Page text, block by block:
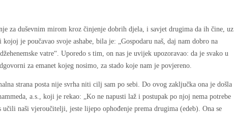
za duševnim mirom kroz činjenje dobrih djela, i savjet drugima da ih čine, uz
je poučavao svoje ashabe, bila je: „Gospodaru naš, daj nam dobro na
vatre“. Uporedo s tim, on nas je uvijek upozoravao: da je svako u
za emanet kojeg nosimo, za stado koje nam je povjereno.
strana posta nije svrha niti cilj sam po sebi. Do ovog zaključka ona je došla
a.s., koji je rekao: „Ko ne napusti laž i postupak po njoj nema potrebe
naši vjeroučitelji, jeste lijepo ophođenje prema drugima (edeb). Ona se